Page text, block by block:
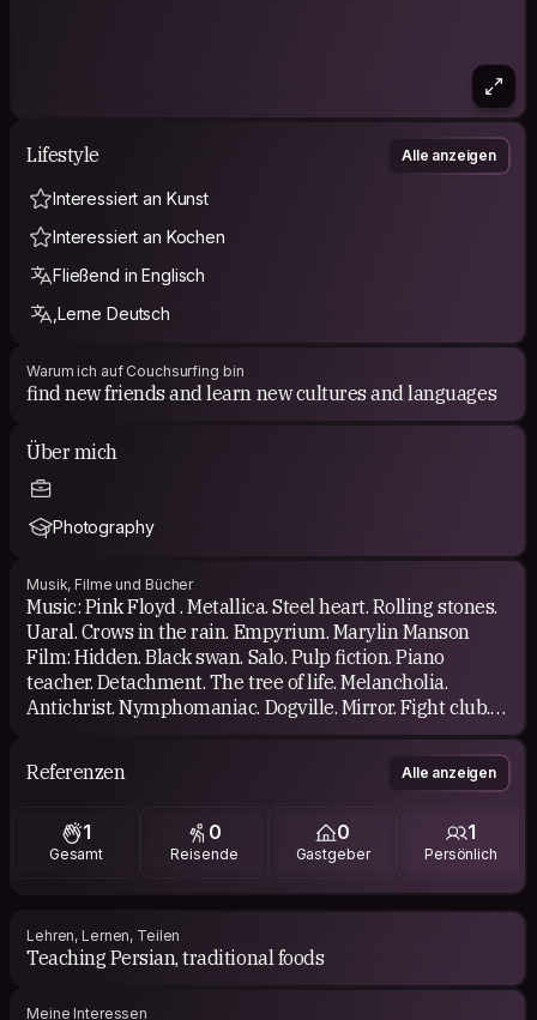
Lifestyle Alle anzeigen
Interessiert an Kunst
Interessiert an Kochen
Fließend in Englisch
,Lerne Deutsch
Warum ich auf Couchsurfing bin
find new friends and learn new cultures and languages
Über mich
Photography
Musik, Filme und Bücher
Music: Pink Floyd . Metallica. Steel heart. Rolling stones.
Uaral. Crows in the rain. Empyrium. Marylin Manson
Film: Hidden. Black swan. Salo. Pulp fiction. Piano
teacher. Detachment. The tree of life. Melancholia.
Antichrist. Nymphomaniac. Dogville. Mirror. Fight club.
Crys and whispers. Persona. Her. Into the wild. Ida. The
Book: Little Prince.
Referenzen Alle anzeigen
1
Gesamt
0
Reisende
0
Gastgeber
1
Persönlich
Lehren, Lernen, Teilen
Teaching Persian, traditional foods
Meine Interessen